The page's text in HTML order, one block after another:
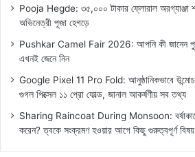
Pooja Hegde: ৩৫,০০০ টাকার ফ্লোরাল অরগ্যাঞ্জা
অভিনেত্রী পূজা হেগড়ে
Pushkar Camel Fair 2026: আপনি কী জানেন
এখনই জেনে নিন
Google Pixel 11 Pro Fold: আনুষ্ঠানিকভাবে
গুগল পিক্সেল ১১ প্রো ফোল্ড, জানাল আকর্ষণীয় সব তথ্য
Sharing Raincoat During Monsoon: বর্ষাকালে
করেন? ত্বকে সংক্রমণ হওয়ার আগে কিছু গুরুত্বপূর্ণ বিষয়